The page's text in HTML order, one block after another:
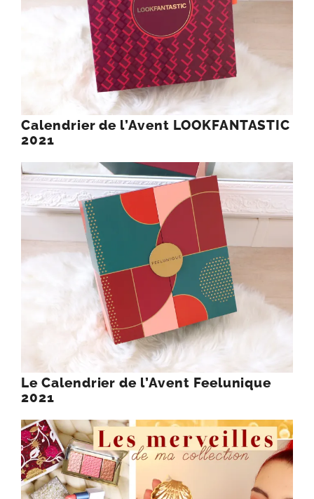
Calendrier de l’Avent LOOKFANTASTIC
2021
Le Calendrier de l’Avent Feelunique
2021